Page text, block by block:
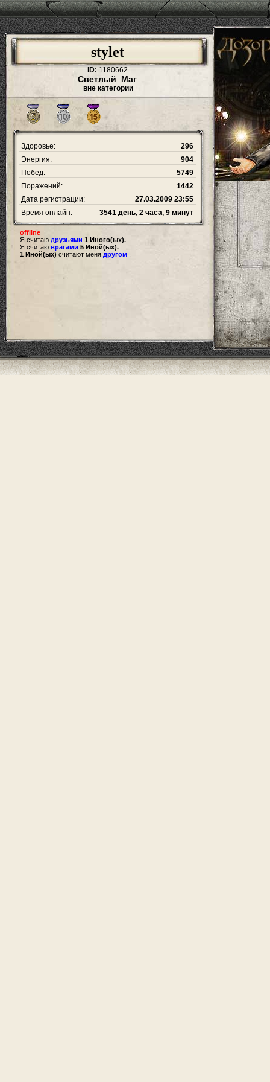
stylet
ID: 1180662
Светлый Маг
вне категории
Здоровье:
296
Энергия:
904
Побед:
5749
Поражений:
1442
Дата регистрации:
27.03.2009 23:55
Время онлайн:
3541 день, 2 часа, 9 минут
offline
Я считаю друзьями 1 Иного(ых).
Я считаю врагами 5 Иной(ых).
1 Иной(ых) считают меня другом